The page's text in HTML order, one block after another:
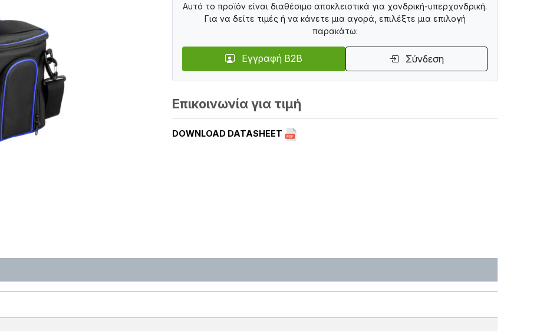
Επικοινωνία για τιμή
DOWNLOAD DATASHEET
Αυτό το προϊόν είναι διαθέσιμο αποκλειστικά για χονδρική-υπερχονδρική.
Για να δείτε τιμές ή να κάνετε μια αγορά, επιλέξτε μια επιλογή
παρακάτω:
Εγγραφή B2B Σύνδεση